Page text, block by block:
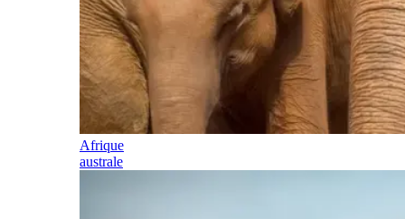
Afrique
australe